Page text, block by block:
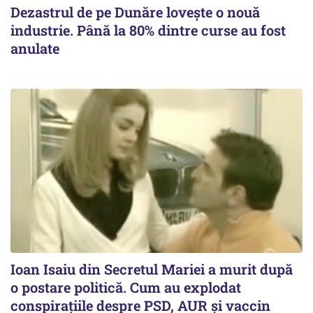
Dezastrul de pe Dunăre lovește o nouă
industrie. Până la 80% dintre curse au fost
anulate
Ioan Isaiu din Secretul Mariei a murit după
o postare politică. Cum au explodat
conspirațiile despre PSD, AUR și vaccin